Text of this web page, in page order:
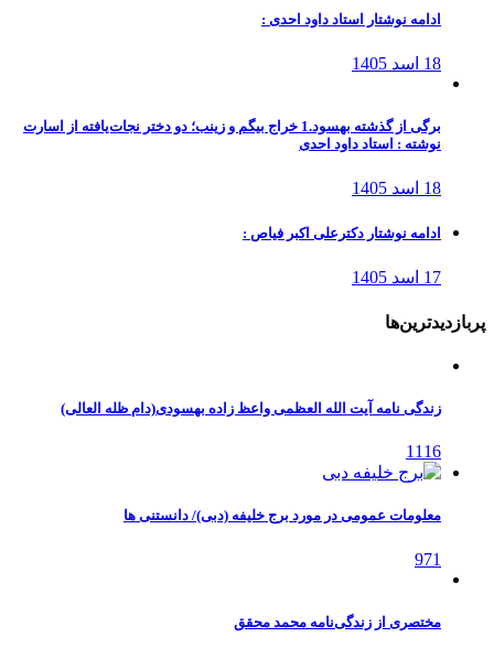
ادامه نوشتار استاد داود احدی :
18 اسد 1405
برگی از گذشته بهسود.1 خراج بیگم و زینب؛ دو دختر نجات‌یافته از اسارت
نوشته : استاد داود احدی
18 اسد 1405
ادامه نوشتار دکترعلی اکبر فیاص :
17 اسد 1405
پربازدیدترین‌ها
زندگی نامه آیت الله العظمی واعظ زاده بهسودی(دام ظله العالی)
1116
معلومات عمومی در مورد برج خلیفه (دبی)/ دانستنی ها
971
مختصری از زندگی‌نامه محمد محقق